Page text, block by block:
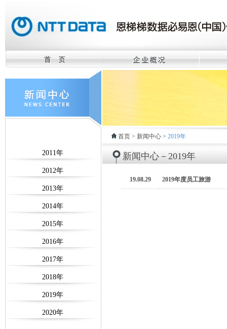
首页 > 新闻中心 > 2019年
新闻中心－2019年
19.08.29 2019年度员工旅游